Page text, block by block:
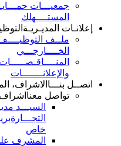
جمعيـــات
المستــــهلك
إعلانـات المديـريـة
ملــف
الخــــارجـــي
المنــــاقـصـــــات
والإعلانـــــــات
اتصــل بنـــا الاشراف،
تواصل معنا اشراف
السيـــد
التجـــارة
خاص
المشرف